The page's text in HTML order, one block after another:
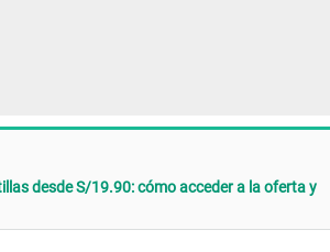
desde S/19.90: cómo acceder a la oferta y